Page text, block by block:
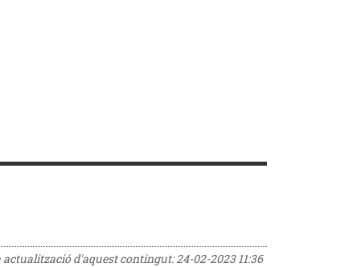
actualització d'aquest contingut:24-02-2023 11:36